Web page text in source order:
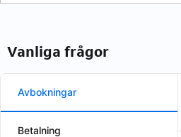
Vanliga frågor
Avbokningar
Betalning